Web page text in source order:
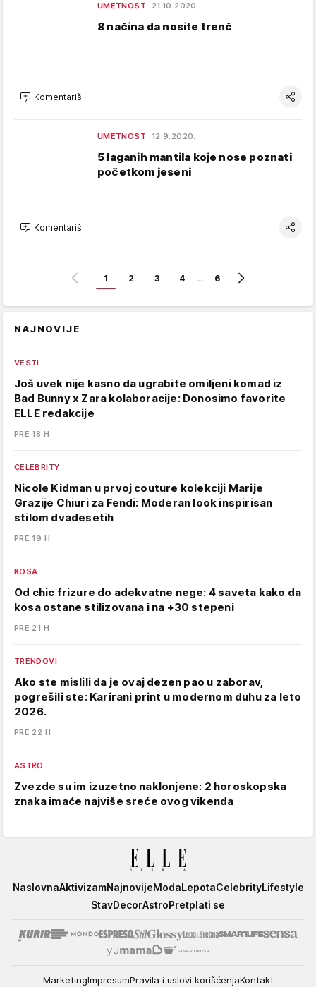
UMETNOST 21.10.2020.
8 načina da nosite trenč
Komentariši
UMETNOST 12.9.2020.
5 laganih mantila koje nose poznati
početkom jeseni
Komentariši
1 2 3 4 … 6
NAJNOVIJE
VESTI
Još uvek nije kasno da ugrabite omiljeni komad iz
Bad Bunny x Zara kolaboracije: Donosimo favorite
ELLE redakcije
PRE 18 H
CELEBRITY
Nicole Kidman u prvoj couture kolekciji Marije
Grazije Chiuri za Fendi: Moderan look inspirisan
stilom dvadesetih
PRE 19 H
KOSA
Od chic frizure do adekvatne nege: 4 saveta kako da
kosa ostane stilizovana i na +30 stepeni
PRE 21 H
TRENDOVI
Ako ste mislili da je ovaj dezen pao u zaborav,
pogrešili ste: Karirani print u modernom duhu za leto
2026.
PRE 22 H
ASTRO
Zvezde su im izuzetno naklonjene: 2 horoskopska
znaka imaće najviše sreće ovog vikenda
Elle
NaslovnaAktivizamNajnovijeModaLepotaCelebrityLifestyle
StavDecorAstroPretplati se
MarketingImpresumPravila i uslovi korišćenjaKontakt